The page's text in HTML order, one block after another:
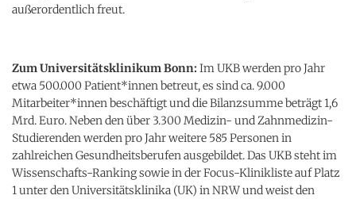
außerordentlich freut.
Zum Universitätsklinikum Bonn:Im UKB werden pro Jahr
etwa 500.000 Patient*innen betreut, es sind ca. 9.000
Mitarbeiter*innen beschäftigt und die Bilanzsumme beträgt 1,6
Mrd. Euro. Neben den über 3.300 Medizin- und Zahnmedizin-
Studierenden werden pro Jahr weitere 585 Personen in
zahlreichen Gesundheitsberufen ausgebildet. Das UKB steht im
Wissenschafts-Ranking sowie in der Focus-Klinikliste auf Platz
1 unter den Universitätsklinika (UK) in NRW und weist den